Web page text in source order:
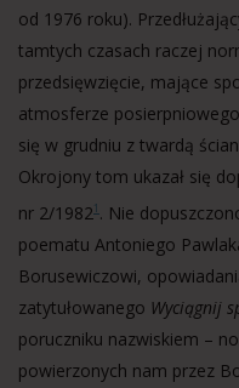
od 1976 roku).
tamtych czasach raczej
przedsięwzięcie, mające
atmosferze
się w grudniu z twardą
Okrojony tom ukazał się
nr 2/1982 1 . Nie
poematu Antoniego
Borusewiczowi,
zatytułowanego Wyciągnij
poruczniku nazwiskiem –
powierzonych nam przez